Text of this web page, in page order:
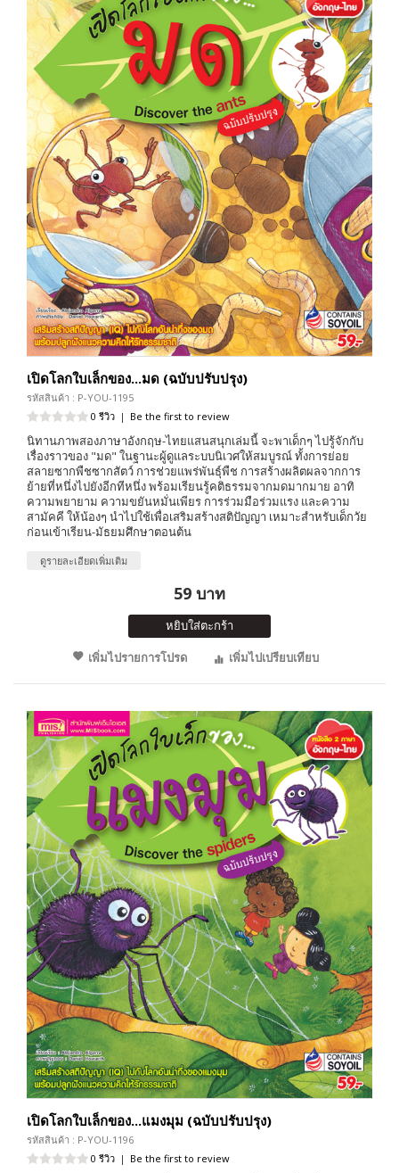
เปิดโลกใบเล็กของ...มด (ฉบับปรับปรุง)
รหัสสินค้า : P-YOU-1195
0 รีวิว | Be the first to review
นิทานภาพสองภาษาอังกฤษ-ไทยแสนสนุกเล่มนี้ จะพาเด็กๆ ไปรู้จักกับ
เรื่องราวของ "มด" ในฐานะผู้ดูแลระบบนิเวศให้สมบูรณ์ ทั้งการย่อย
สลายซากพืชซากสัตว์ การช่วยแพร่พันธุ์พืช การสร้างผลิตผลจากการ
ย้ายที่หนึ่งไปยังอีกทีหนึ่ง พร้อมเรียนรู้คติธรรมจากมดมากมาย อาทิ
ความพยายาม ความขยันหมั่นเพียร การร่วมมือร่วมแรง และความ
สามัคคี ให้น้องๆ นำไปใช้เพื่อเสริมสร้างสติปัญญา เหมาะสำหรับเด็กวัย
ก่อนเข้าเรียน-มัธยมศึกษาตอนต้น
ดูรายละเอียดเพิ่มเติม
59 บาท
หยิบใส่ตะกร้า
เพิ่มไปรายการโปรด
เพิ่มไปเปรียบเทียบ
เปิดโลกใบเล็กของ...แมงมุม (ฉบับปรับปรุง)
รหัสสินค้า : P-YOU-1196
0 รีวิว | Be the first to review